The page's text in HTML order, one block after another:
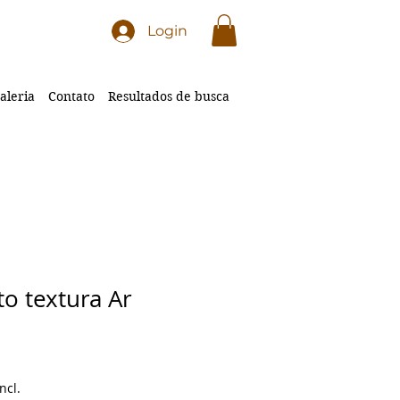
Login
Contato Resultados de busca
textura Ar